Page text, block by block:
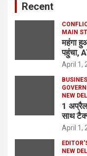
Recent
MAIN
महंगा
पहुंचा,
April 1,
NEW
1 अप्रैल
साथ
April 1,
NEW